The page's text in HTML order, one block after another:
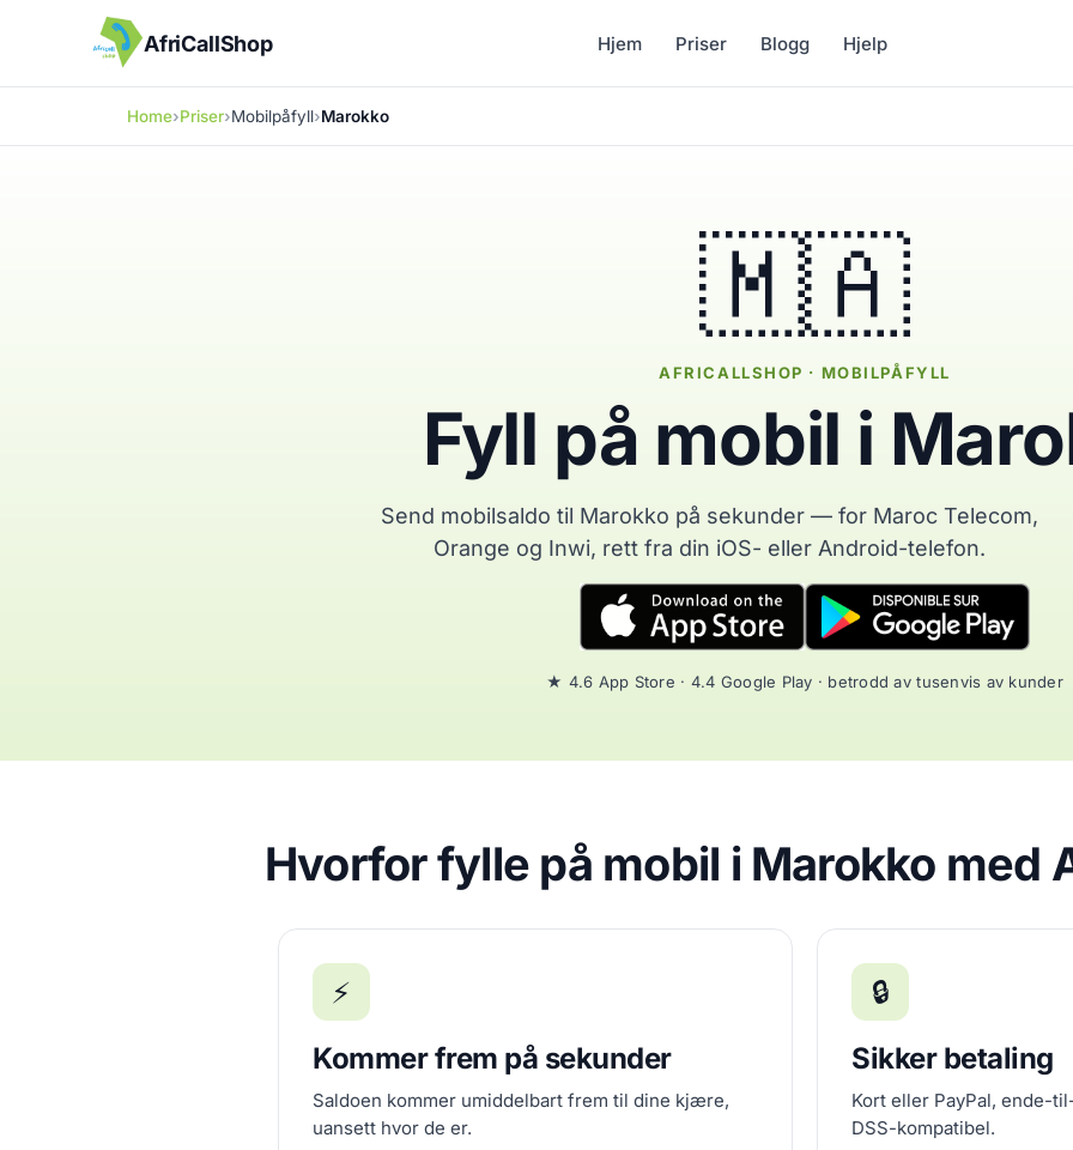
AfriCallShop Hjem Priser Blogg Hjelp
Home Priser Mobilpåfyll Marokko
🇲🇦
AFRICALLSHOP · MOBILPÅFYLL
Fyll på mobil i
Send mobilsaldo til Marokko på sekunder — for Maroc Telecom,
Orange og Inwi, rett fra din iOS- eller Android-telefon.
★ 4.6 App Store · 4.4 Google Play · betrodd av tusenvis av kunder
Hvorfor fylle på mobil i Marokko med
⚡
Kommer frem på sekunder
Saldoen kommer umiddelbart frem til dine kjære,
uansett hvor de er.
🔒
Sikker betaling
Kort eller PayPal, ende-
DSS-kompatibel.